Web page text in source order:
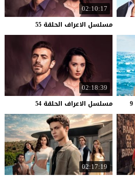
02:10:17
مسلسل الاعراف الحلقة 55
9
02:18:39
مسلسل الاعراف الحلقة 54
02:17:19